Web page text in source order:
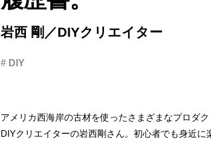
岩西 剛／DIYクリエイター
# DIY
アメリカ西海岸の古材を使ったさまざまなプロダク
DIYクリエイターの岩西剛さん。初心者でも身近に